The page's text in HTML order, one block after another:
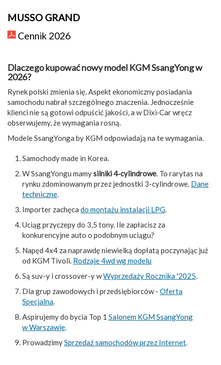
MUSSO GRAND
Cennik 2026
Dlaczego kupować nowy model KGM SsangYong w
2026?
Rynek polski zmienia się. Aspekt ekonomiczny posiadania
samochodu nabrał szczególnego znaczenia. Jednocześnie
klienci nie są gotowi odpuścić jakości, a w Dixi‑Car wręcz
obserwujemy, że wymagania rosną.
Modele SsangYonga by KGM odpowiadają na te wymagania.
Samochody made in Korea.
W SsangYongu mamysilniki 4‑cylindrowe. To rarytas na
rynku zdominowanym przez jednostki 3-cylindrowe. Dane
techniczne.
Importer zachęca do montażu instalacji LPG.
Uciąg przyczepy do 3,5 tony. Ile zapłacisz za
konkurencyjne auto o podobnym uciągu?
Napęd 4x4 za naprawdę niewielką dopłatą poczynając już
od KGM Tivoli. Rodzaje 4wd wg modelu
Są suv-y i crossover-y wWyprzedaży Rocznika '2025.
Dla grup zawodowych i przedsiębiorców - Oferta
Specjalna.
Aspirujemy do bycia Top 1 Salonem KGM SsangYong
w Warszawie.
ProwadzimySprzedaż samochodów przez Internet.